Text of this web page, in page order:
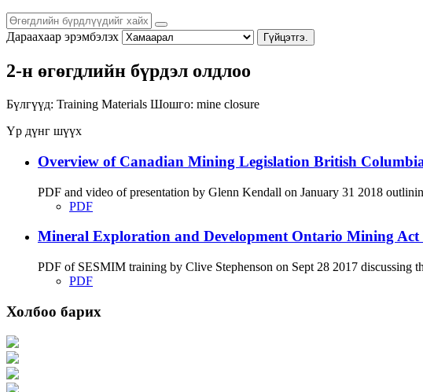
Дараахаар эрэмбэлэх Гүйцэтгэ.
2-н өгөгдлийн бүрдэл олдлоо
Бүлгүүд: Training Materials Шошго: mine closure
Үр дүнг шүүх
Overview of Canadian Mining Legislation British
PDF and video of presentation by Glenn Kendall on January 31 2018
PDF
Mineral Exploration and Development Ontario Mining
PDF of SESMIM training by Clive Stephenson on Sept 28 2017 discussing
PDF
Холбоо барих